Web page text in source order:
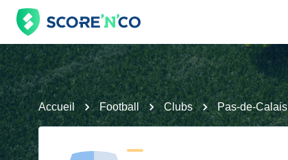
Accueil Football Clubs Pas-de-Calais